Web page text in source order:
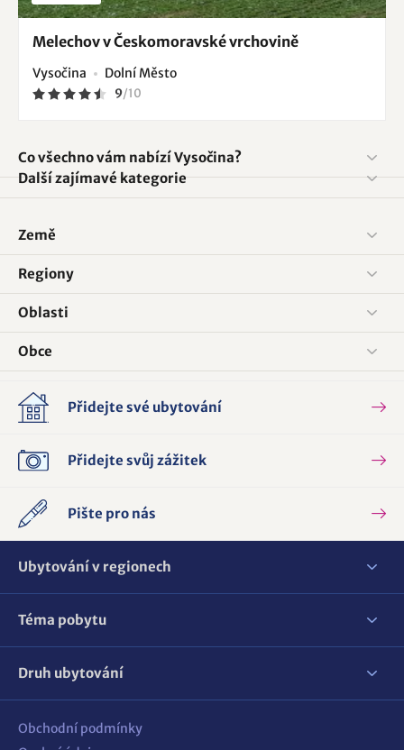
Melechov v Českomoravské vrchovině
Vysočina Dolní Město
9/10
Co všechno vám nabízí Vysočina?
Další zajímavé kategorie
Země
Regiony
Oblasti
Obce
Přidejte své ubytování
Přidejte svůj zážitek
Pište pro nás
Ubytování v regionech
Téma pobytu
Druh ubytování
Obchodní podmínky